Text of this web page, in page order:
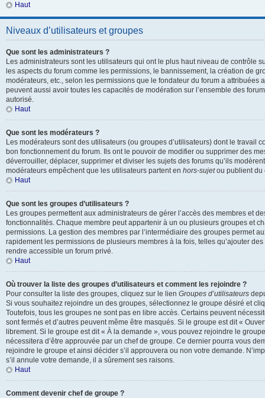
Haut
Niveaux d’utilisateurs et groupes
Que sont les administrateurs ?
Les administrateurs sont les utilisateurs qui ont le plus haut niveau de contrôle
les aspects du forum comme les permissions, le bannissement, la création de
modérateurs, etc., selon les permissions que le fondateur du forum a attribuées
peuvent aussi avoir toutes les capacités de modération sur l’ensemble des
autorisé.
Haut
Que sont les modérateurs ?
Les modérateurs sont des utilisateurs (ou groupes d’utilisateurs) dont le travail
bon fonctionnement du forum. Ils ont le pouvoir de modifier ou supprimer des
déverrouiller, déplacer, supprimer et diviser les sujets des forums qu’ils
modérateurs empêchent que les utilisateurs partent en hors-sujetou publient du
Haut
Que sont les groupes d’utilisateurs ?
Les groupes permettent aux administrateurs de gérer l’accès des membres et
fonctionnalités. Chaque membre peut appartenir à un ou plusieurs groupes et
permissions. La gestion des membres par l’intermédiaire des groupes permet
rapidement les permissions de plusieurs membres à la fois, telles qu’ajouter
rendre accessible un forum privé.
Haut
Où trouver la liste des groupes d’utilisateurs et comment les rejoindre ?
Pour consulter la liste des groupes, cliquez sur le lien Groupes d’utilisateurs
Si vous souhaitez rejoindre un des groupes, sélectionnez le groupe désiré et
Toutefois, tous les groupes ne sont pas en libre accès. Certains peuvent
sont fermés et d’autres peuvent même être masqués. Si le groupe est dit «
librement. Si le groupe est dit « À la demande », vous pouvez rejoindre le
nécessitera d’être approuvée par un chef de groupe. Ce dernier pourra vous
rejoindre le groupe et ainsi décider s’il approuvera ou non votre demande.
s’il annule votre demande, il a sûrement ses raisons.
Haut
Comment devenir chef de groupe ?